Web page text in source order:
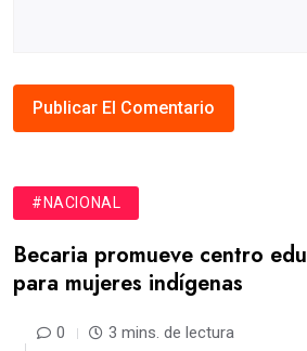
#NACIONAL
Becaria promueve centro
para mujeres indígenas
0 3 mins. de lectura